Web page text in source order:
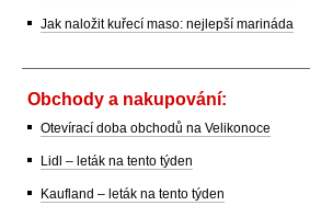
Jak naložit kuřecí maso: nejlepší marináda
Obchody a nakupování:
Otevírací doba obchodů na Velikonoce
Lidl – leták na tento týden
Kaufland – leták na tento týden